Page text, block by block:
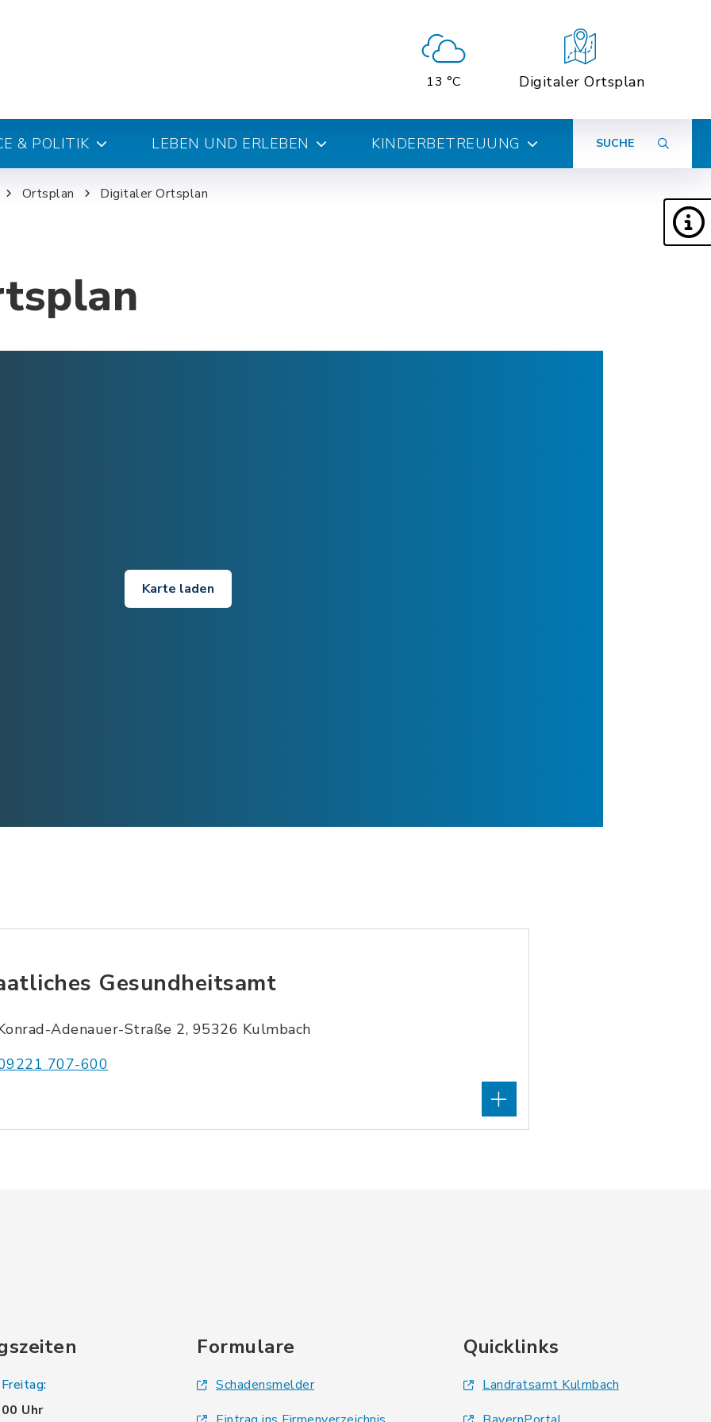
13 °C Digitaler Ortsplan
& POLITIK LEBEN UND ERLEBEN KINDERBETREUUNG SUCHE
Ortsplan Digitaler Ortsplan
Karte laden
Gesundheitsamt
Adenauer-Straße 2, 95326 Kulmbach
707-600
Uhr
Formulare
Schadensmelder
Quicklinks
Landratsamt Kulmbach